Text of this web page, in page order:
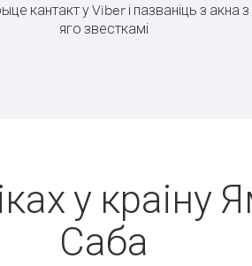
кантакт у Viber і пазваніць з акна з
яго звесткамі
у краіну
Саба